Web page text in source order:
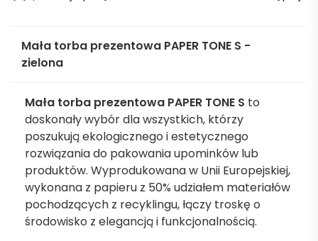
Mała torba prezentowa PAPER TONE S -
zielona
Mała torba prezentowa PAPER TONE S to
doskonały wybór dla wszystkich, którzy
poszukują ekologicznego i estetycznego
rozwiązania do pakowania upominków lub
produktów. Wyprodukowana w Unii Europejskiej,
wykonana z papieru z 50% udziałem materiałów
pochodzących z recyklingu, łączy troskę o
środowisko z elegancją i funkcjonalnością.